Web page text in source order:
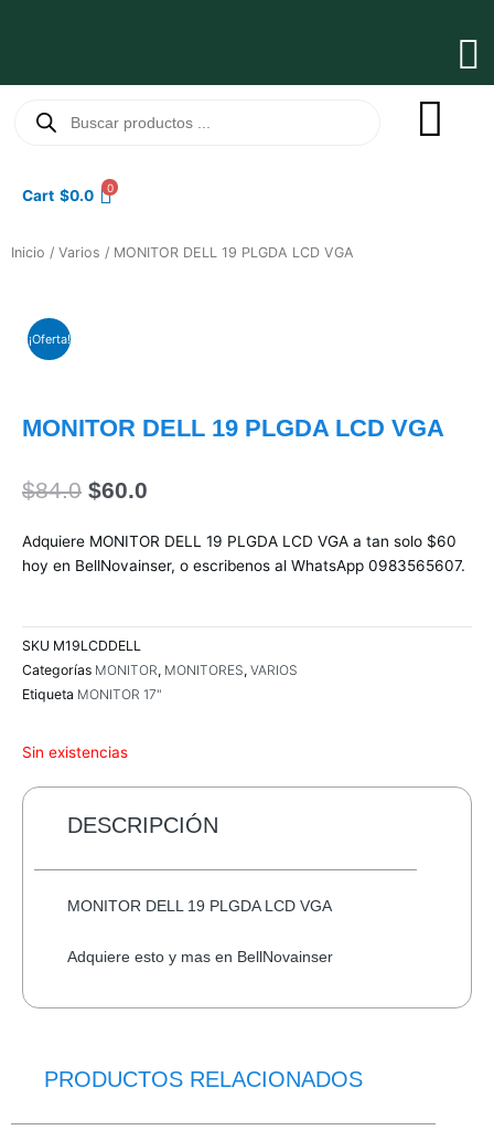
productos
Cart $0.0 0
Inicio / Varios / MONITOR DELL 19 PLGDA LCD VGA
¡Oferta!
MONITOR DELL 19 PLGDA LCD VGA
$84.0 El
original
era:
$60.0
actual
es:
Adquiere MONITOR DELL 19 PLGDA LCD VGA a tan solo $60
hoy en BellNovainser, o escribenos al WhatsApp 0983565607.
SKU M19LCDDELL
Categorías MONITOR, MONITORES, VARIOS
Etiqueta MONITOR 17"
Sin existencias
DESCRIPCIÓN
MONITOR DELL 19 PLGDA LCD VGA
Adquiere esto y mas en BellNovainser
PRODUCTOS RELACIONADOS